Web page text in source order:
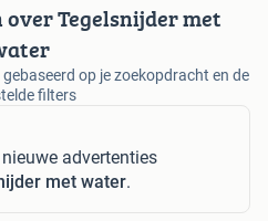
Tegelsnijder met
op je zoekopdracht en de
filters
nieuwe advertenties
met water.